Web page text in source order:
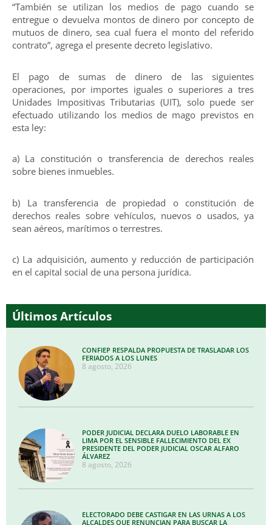
“También se utilizan los medios de pago cuando se
entregue o devuelva montos de dinero por concepto de
mutuos de dinero, sea cual fuera el monto del referido
contrato”, agrega el presente decreto legislativo.
El pago de sumas de dinero de las siguientes
operaciones, por importes iguales o superiores a tres
Unidades Impositivas Tributarias (UIT), solo puede ser
efectuado utilizando los medios de mago previstos en
esta ley:
a) La constitución o transferencia de derechos reales
sobre bienes inmuebles.
b) La transferencia de propiedad o constitución de
derechos reales sobre vehículos, nuevos o usados, ya
sean aéreos, marítimos o terrestres.
c) La adquisición, aumento y reducción de participación
en el capital social de una persona jurídica.
Últimos Artículos
CONFIEP RESPALDA PROPUESTA DE TRASLADAR LOS
FERIADOS A LOS LUNES
8 agosto, 2026
PODER JUDICIAL DECLARA DUELO LABORABLE EN
LIMA POR EL SENSIBLE FALLECIMIENTO DEL EX
PRESIDENTE DEL PODER JUDICIAL OSCAR ALFARO
ÁLVAREZ
8 agosto, 2026
ELECTORADO DEBE CASTIGAR EN LAS URNAS A LOS
ALCALDES QUE RENUNCIAN PARA BUSCAR LA